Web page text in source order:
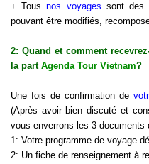
+ Tousnos voyages sont des
pouvant être modifiés,
2: Quand et comment
la part Agenda Tour Vietnam?
Une fois de confirmation de
(Après avoir bien discuté et
vous enverrons les 3 documents
1: Votre programme de voyage
2: Un fiche de renseignement à